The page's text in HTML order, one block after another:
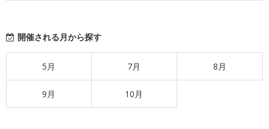
開催される月から探す
5月 7月 8月
9月 10月